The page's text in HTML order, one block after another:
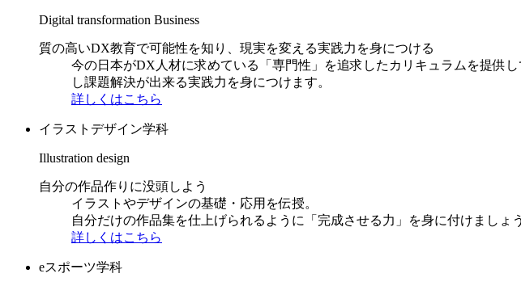
Digital transformation Business
質の高いDX教育で可能性を知り、現実を変える実践力を身につける
今の日本がDX人材に求めている「専門性」を追求したカリキュラムを提供
し課題解決が出来る実践力を身につけます。
詳しくはこちら
イラストデザイン学科
Illustration design
自分の作品作りに没頭しよう
イラストやデザインの基礎・応用を伝授。
自分だけの作品集を仕上げられるように「完成させる力」を身に付けましょう
詳しくはこちら
eスポーツ学科